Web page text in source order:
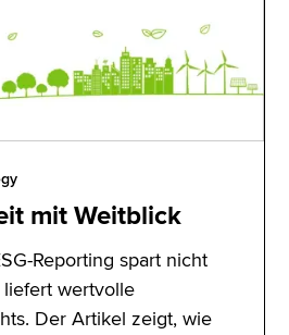
mit Weitblick
Reporting spart nicht
wertvolle
Der Artikel zeigt, wie